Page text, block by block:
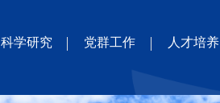
科学研究 党群工作 人才培养